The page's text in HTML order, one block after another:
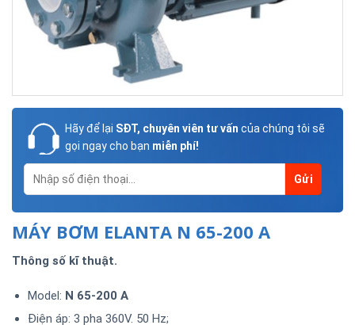
Hãy để lại SĐT, chuyên viên tư vấn của chúng tôi sẽ
gọi ngay cho bạn miễn phí!
MÁY BƠM ELANTA N 65-200 A
Thông số kĩ thuật.
Model: N 65-200 A
Điện áp: 3 pha 360V. 50 Hz;